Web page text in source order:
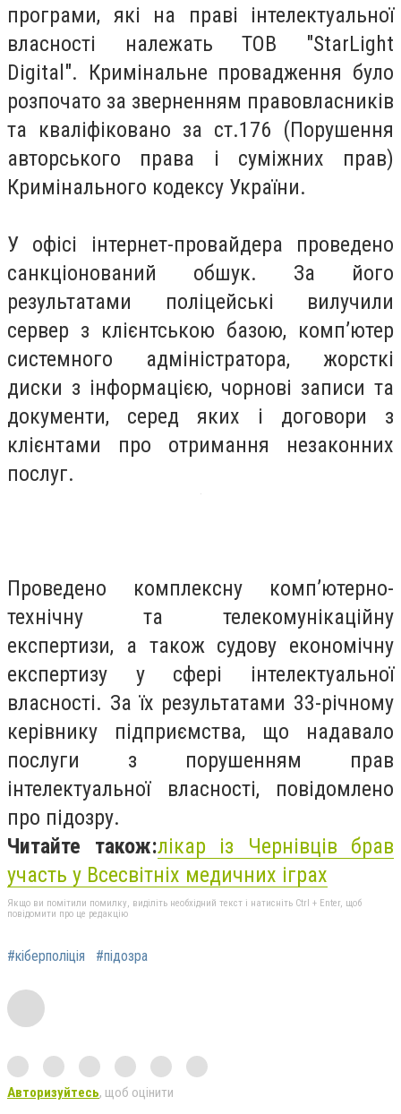
програми, які на праві інтелектуальної
власності належать ТОВ "StarLight
Digital". Кримінальне провадження було
розпочато за зверненням правовласників
та кваліфіковано за ст.176 (Порушення
авторського права і суміжних прав)
Кримінального кодексу України.
У офісі інтернет-провайдера проведено
санкціонований обшук. За його
результатами поліцейські вилучили
сервер з клієнтською базою, комп’ютер
системного адміністратора, жорсткі
диски з інформацією, чорнові записи та
документи, серед яких і договори з
клієнтами про отримання незаконних
послуг.
Проведено комплексну комп’ютерно-
технічну та телекомунікаційну
експертизи, а також судову економічну
експертизу у сфері інтелектуальної
власності. За їх результатами 33-річному
керівнику підприємства, що надавало
послуги з порушенням прав
інтелектуальної власності, повідомлено
про підозру.
Читайте також:лікар із Чернівців брав
участь у Всесвітніх медичних іграх
Якщо ви помітили помилку, виділіть необхідний текст і натисніть Ctrl + Enter, щоб
повідомити про це редакцію
#кіберполіція #підозра
Авторизуйтесь, щоб оцінити